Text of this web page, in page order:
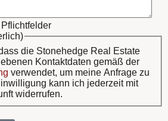
die Stonehedge Real Estate
Kontaktdaten gemäß der
verwendet, um meine Anfrage zu
kann ich jederzeit mit
widerrufen.